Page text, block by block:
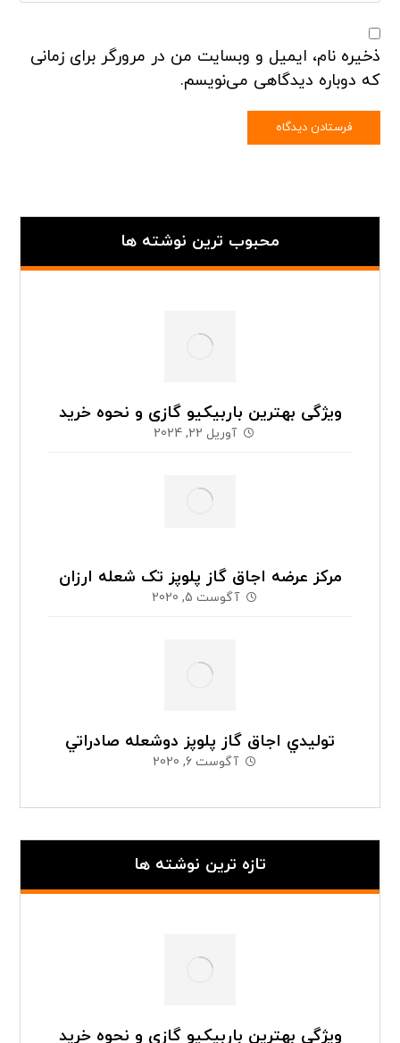
ذخیره نام، ایمیل و وبسایت من در مرورگر برای زمانی
که دوباره دیدگاهی می‌نویسم.
محبوب ترین نوشته ها
ویژگی بهترین باربیکیو گازی و نحوه خرید
آوریل 22, 2024
مرکز عرضه اجاق گاز پلوپز تک شعله ارزان
آگوست 5, 2020
توليدي اجاق گاز پلوپز دوشعله صادراتي
آگوست 6, 2020
تازه ترین نوشته ها
ویژگی بهترین باربیکیو گازی و نحوه خرید